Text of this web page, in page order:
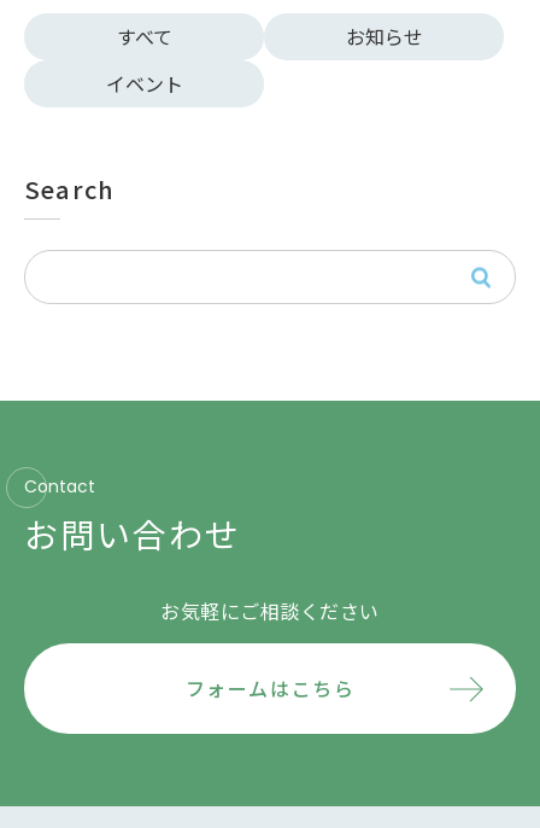
すべて
お知らせ
イベント
Search
Contact
お問い合わせ
お気軽にご相談ください
フォームはこちら